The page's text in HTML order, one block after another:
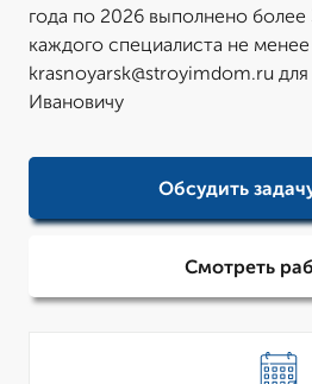
года по 2026 выполнено
каждого специалиста не
krasnoyarsk@stroyimdom.ru
Ивановичу
Обсудить
Смотреть